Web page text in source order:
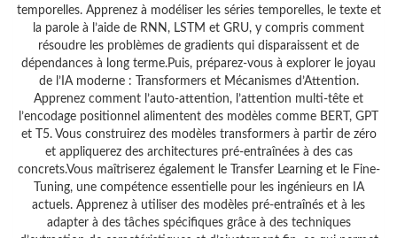
temporelles. Apprenez à modéliser les séries temporelles, le texte et
la parole à l’aide de RNN, LSTM et GRU, y compris comment
résoudre les problèmes de gradients qui disparaissent et de
dépendances à long terme.Puis, préparez-vous à explorer le joyau
de l’IA moderne : Transformers et Mécanismes d’Attention.
Apprenez comment l’auto-attention, l’attention multi-tête et
l’encodage positionnel alimentent des modèles comme BERT, GPT
et T5. Vous construirez des modèles transformers à partir de zéro
et appliquerez des architectures pré-entraînées à des cas
concrets.Vous maîtriserez également le Transfer Learning et le Fine-
Tuning, une compétence essentielle pour les ingénieurs en IA
actuels. Apprenez à utiliser des modèles pré-entraînés et à les
adapter à des tâches spécifiques grâce à des techniques